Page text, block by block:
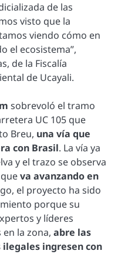
de las
visto que la
viendo cómo en
el ecosistema”,
de la Fiscalía
de Ucayali.
sobrevoló el tramo
UC 105 que
Breu, una vía que
con Brasil. La vía ya
y el trazo se observa
va avanzando en
el proyecto ha sido
porque su
y líderes
la zona, abre las
ingresen con